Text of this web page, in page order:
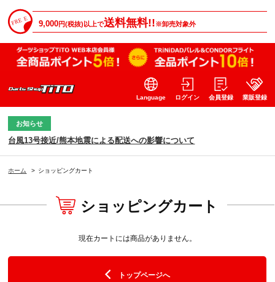
9,000円(税抜)以上で送料無料!!※卸売対象外
Language ログイン 会員登録 業販登録
お知らせ
台風13号接近/熊本地震による配送への影響について
ホーム > ショッピングカート
ショッピングカート
現在カートには商品がありません。
トップページへ